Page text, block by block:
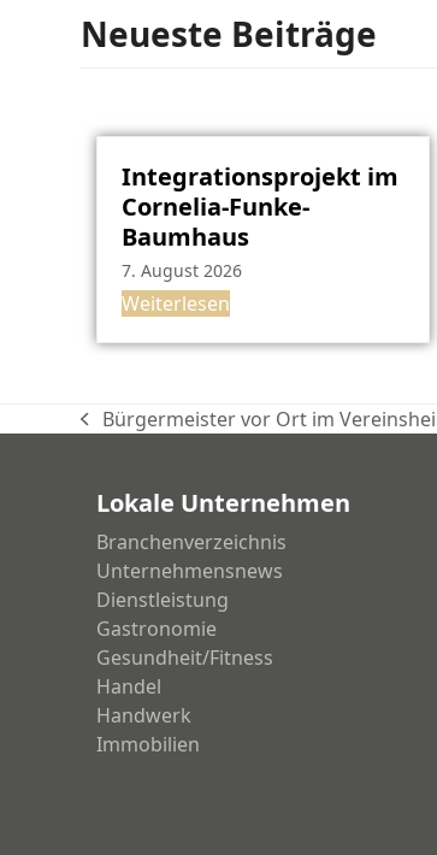
Neueste Beiträge
Integrationsprojekt im
Cornelia-Funke-
Baumhaus
7. August 2026
Weiterlesen
vorheriger
Bürgermeister vor Ort im
Lokale Unternehmen
Branchenverzeichnis
Unternehmensnews
Dienstleistung
Gastronomie
Gesundheit/Fitness
Handel
Handwerk
Immobilien